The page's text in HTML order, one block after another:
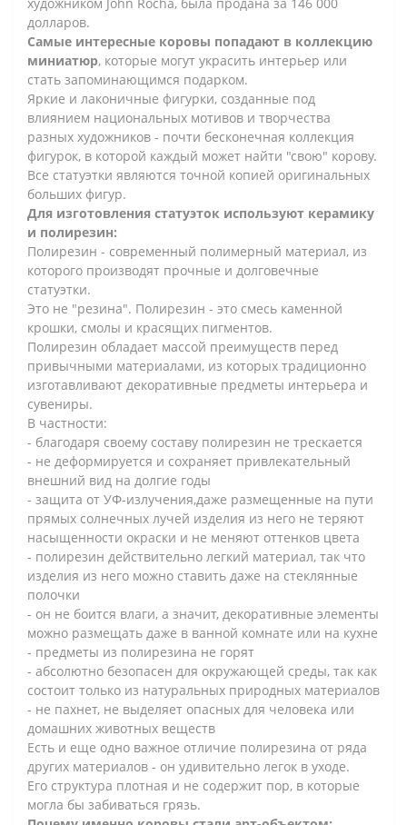
долларов.
Самые интересные коровы попадают в коллекцию
миниатюр, которые могут украсить интерьер или
стать запоминающимся подарком.
Яркие и лаконичные фигурки, созданные под
влиянием национальных мотивов и творчества
разных художников - почти бесконечная коллекция
фигурок, в которой каждый может найти "свою" корову.
Все статуэтки являются точной копией оригинальных
больших фигур.
Для изготовления статуэток используют керамику
и полирезин:
Полирезин - современный полимерный материал, из
которого производят прочные и долговечные
статуэтки.
Это не "резина". Полирезин - это смесь каменной
крошки, смолы и красящих пигментов.
Полирезин обладает массой преимуществ перед
привычными материалами, из которых традиционно
изготавливают декоративные предметы интерьера и
сувениры.
В частности:
- благодаря своему составу полирезин не трескается
- не деформируется и сохраняет привлекательный
внешний вид на долгие годы
- защита от УФ-излучения,даже размещенные на пути
прямых солнечных лучей изделия из него не теряют
насыщенности окраски и не меняют оттенков цвета
- полирезин действительно легкий материал, так что
изделия из него можно ставить даже на стеклянные
полочки
- он не боится влаги, а значит, декоративные элементы
можно размещать даже в ванной комнате или на кухне
- предметы из полирезина не горят
- абсолютно безопасен для окружающей среды, так как
состоит только из натуральных природных материалов
- не пахнет, не выделяет опасных для человека или
домашних животных веществ
Есть и еще одно важное отличие полирезина от ряда
других материалов - он удивительно легок в уходе.
Его структура плотная и не содержит пор, в которые
могла бы забиваться грязь.